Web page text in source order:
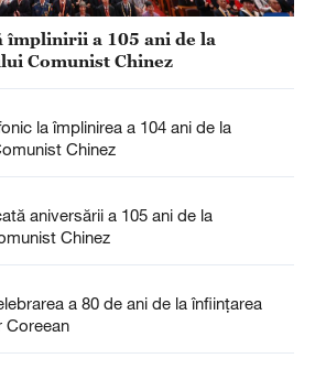
împlinirii a 105 ani de la
Comunist Chinez
la împlinirea a 104 ani de la
Chinez
aniversării a 105 ani de la
Chinez
a 80 de ani de la înființarea
Coreean